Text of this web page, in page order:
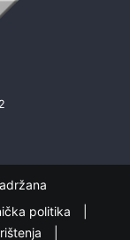
politika